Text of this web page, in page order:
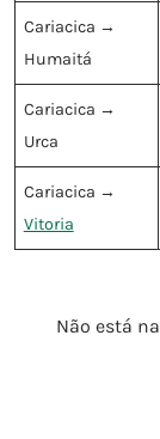
Cariacica →
Humaitá
Cariacica →
Urca
Cariacica →
Vitoria
Não está